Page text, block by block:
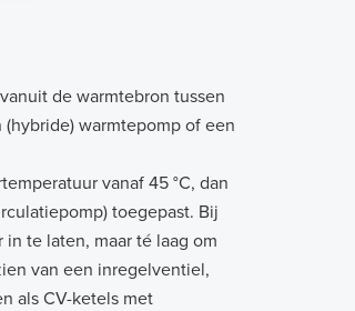
de warmtebron tussen
warmtepomp of een
vanaf 45 °C, dan
toegepast. Bij
te laten, maar té laag om
van een inregelventiel,
als CV-ketels met